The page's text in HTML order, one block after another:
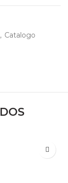
, Catalogo